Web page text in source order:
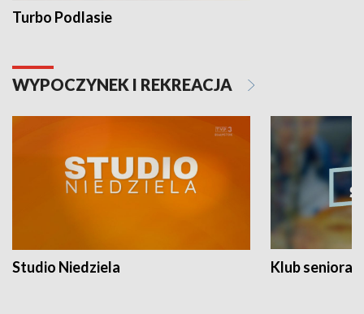
Turbo Podlasie
WYPOCZYNEK I REKREACJA
Studio Niedziela Klub seniora